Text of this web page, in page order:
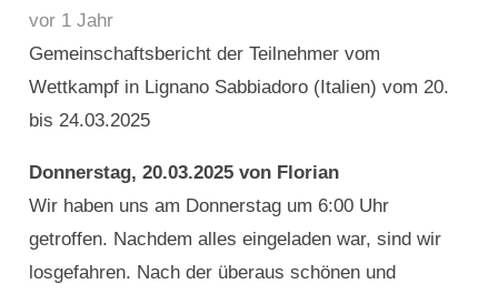
vor 1 Jahr
Gemeinschaftsbericht der Teilnehmer vom
Wettkampf in Lignano Sabbiadoro (Italien) vom 20.
bis 24.03.2025
Donnerstag, 20.03.2025 von Florian
Wir haben uns am Donnerstag um 6:00 Uhr
getroffen. Nachdem alles eingeladen war, sind wir
losgefahren. Nach der überaus schönen und